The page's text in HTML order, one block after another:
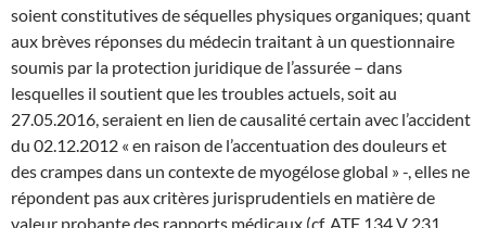
soient constitutives de séquelles physiques organiques; quant
aux brèves réponses du médecin traitant à un questionnaire
soumis par la protection juridique de l’assurée – dans
lesquelles il soutient que les troubles actuels, soit au
27.05.2016, seraient en lien de causalité certain avec l’accident
du 02.12.2012 « en raison de l’accentuation des douleurs et
des crampes dans un contexte de myogélose global » -, elles ne
répondent pas aux critères jurisprudentiels en matière de
valeur probante des rapports médicaux (cf. ATF 134 V 231